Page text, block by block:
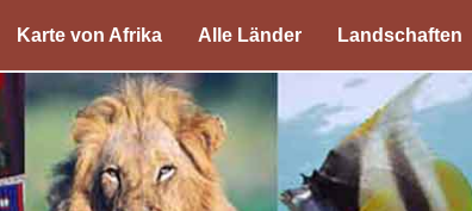
Karte von Afrika Alle Länder Landschaften